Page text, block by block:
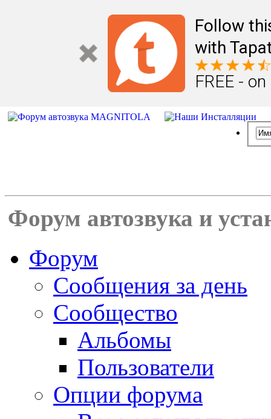
Follow
with
FREE -
Форум автозвука и
Форум
Сообщения за день
Сообщество
Альбомы
Пользователи
Опции форума